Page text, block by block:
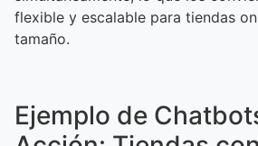
flexible y escalable para tiendas
tamaño.
Ejemplo de